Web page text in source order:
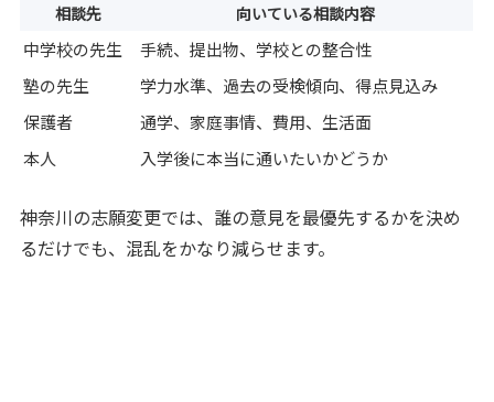
相談先 向いている相談内容
中学校の先生
手続、提出物、学校との整合性
塾の先生
学力水準、過去の受検傾向、得点見込み
保護者
通学、家庭事情、費用、生活面
本人
入学後に本当に通いたいかどうか
神奈川の志願変更では、誰の意見を最優先するかを決め
るだけでも、混乱をかなり減らせます。